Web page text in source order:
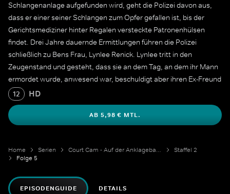
Schlangenanlage aufgefunden wird, geht die Polizei davon aus,
dass er einer seiner Schlangen zum Opfer gefallen ist, bis der
Gerichtsmediziner hinter Regalen versteckte Patronenhülsen
findet. Drei Jahre dauernde Ermittlungen führen die Polizei
schließlich zu Bens Frau, Lynlee Renick. Lynlee tritt in den
Zeugenstand und gesteht, dass sie an dem Tag, an dem ihr Mann
ermordet wurde, anwesend war, beschuldigt aber ihren Ex-Freund
Michael Humphrey und enthüllt, dass Ben alles andere als der
liebende Ehemann war, für den ihn alle hielten.
12 HD
AB 5,98 € MTL.
Home Serien Court Cam - Auf der Anklagebank
Staffel 2
Folge 5
EPISODENGUIDE DETAILS